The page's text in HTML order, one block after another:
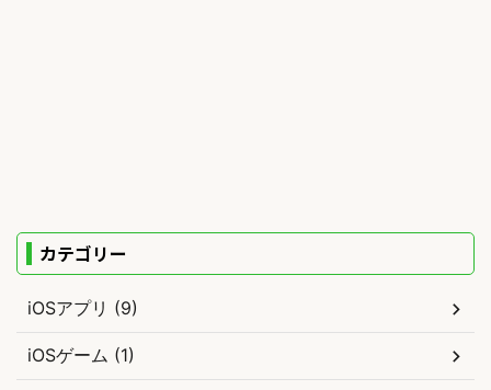
カテゴリー
iOSアプリ (9)
iOSゲーム (1)